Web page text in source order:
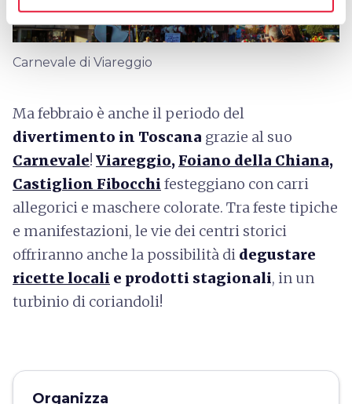
Carnevale di Viareggio
Ma febbraio è anche il periodo del
divertimento in Toscana grazie al suo
Carnevale! Viareggio, Foiano della Chiana,
Castiglion Fibocchi festeggiano con carri
allegorici e maschere colorate. Tra feste tipiche
e manifestazioni, le vie dei centri storici
offriranno anche la possibilità di degustare
ricette locali e prodotti stagionali, in un
turbinio di coriandoli!
Organizza